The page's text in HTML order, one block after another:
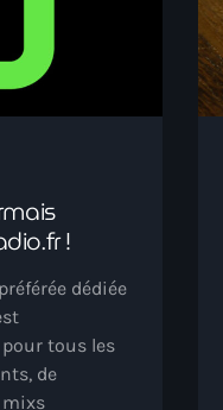
!
dédiée
tous les
de
mixs